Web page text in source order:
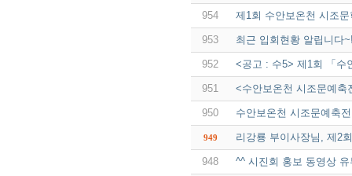
954 제1회 수안보온천 시조
953 최근 입회현황 알립니다
952 <공고 : 수5> 제1회 「수
951 <수안보온천 시조문예축
950 수안보온천 시조문예축
949 리강룡 부이사장님, 제2
948 ^^ 시진회 홍보 동영상